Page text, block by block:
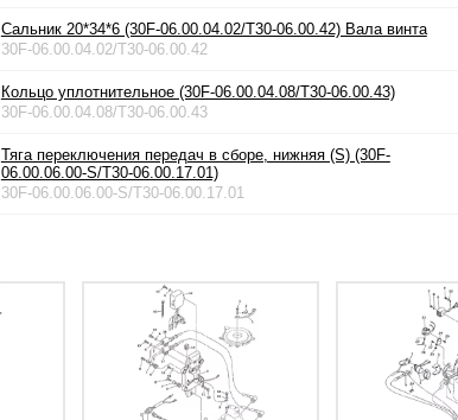
Сальник 20*34*6 (30F-06.00.04.02/T30-06.00.42) Вала винта
30F-06.00.04.02/T30-06.00.42
Кольцо уплотнительное (30F-06.00.04.08/T30-06.00.43)
30F-06.00.04.08/T30-06.00.43
Тяга переключения передач в сборе, нижняя (S) (30F-
06.00.06.00-S/T30-06.00.17.01)
30F-06.00.06.00-S/T30-06.00.17.01